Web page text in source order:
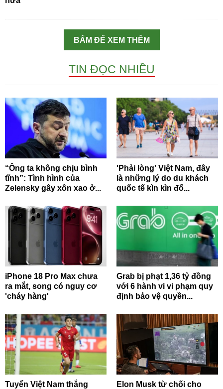
BẤM ĐỂ XEM THÊM
TIN ĐỌC NHIỀU
“Ông ta không chịu bình
tĩnh”: Tình hình của
Zelensky gây xôn xao ở...
'Phải lòng' Việt Nam, đây
là những lý do du khách
quốc tế kìn kìn đổ...
iPhone 18 Pro Max chưa
ra mắt, song có nguy cơ
'cháy hàng'
Grab bị phạt 1,36 tỷ đồng
với 6 hành vi vi phạm quy
định bảo vệ quyền...
Tuyển Việt Nam thắng
Elon Musk từ chối cho